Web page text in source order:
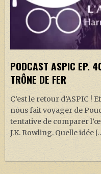
PODCAST ASPIC EP.
TRÔNE DE FER
C’est le retour d’ASPIC !
nous fait voyager de
tentative de comparer
J.K. Rowling. Quelle idée